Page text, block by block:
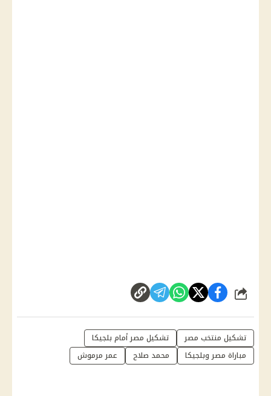
شارك
تشكيل منتخب مصر
تشكيل مصر أمام بلجيكا
مباراة مصر وبلجيكا
محمد صلاح عمر مرموش